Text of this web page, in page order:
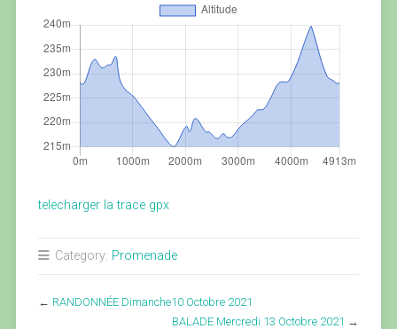
telecharger la trace gpx
Category: Promenade
← RANDONNÉE Dimanche10 Octobre 2021
BALADE Mercredi 13 Octobre 2021 →